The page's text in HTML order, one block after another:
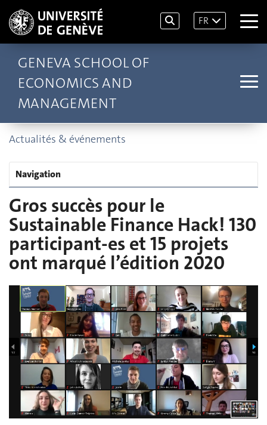
FR
GENEVA SCHOOL OF
ECONOMICS AND
MANAGEMENT
Actualités & événements
Navigation
Gros succès pour le
Sustainable Finance Hack! 130
participant-es et 15 projets
ont marqué l’édition 2020